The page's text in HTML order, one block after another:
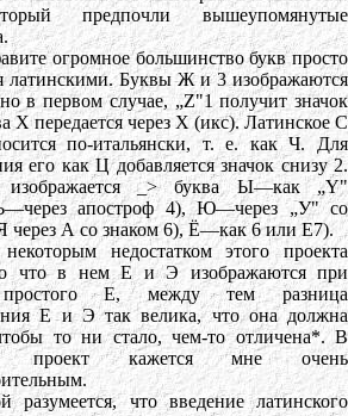
предпочли вышеупомянутые
огромное большинство букв просто
латинскими. Буквы Ж и 3 изображаются
в первом случае, „Z"1 получит значок
X передается через X (икс). Латинское С
по-итальянски, т. е. как Ч. Для
его как Ц добавляется значок снизу 2.
_> буква Ы—как „Y"
апостроф 4), Ю—через „У" со
через А со знаком 6), Ё—как 6 или Е7).
недостатком этого проекта
что в нем Е и Э изображаются при
Е, между тем разница
Е и Э так велика, что она должна
то ни стало, чем-то отличена*. В
проект кажется мне очень
разумеется, что введение латинского